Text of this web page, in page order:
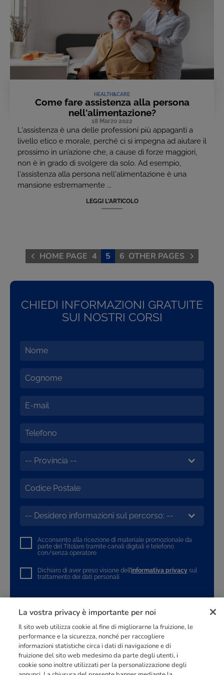
HEALTH&CARE
Come fare assistenza alla persona
nell'alimentazione?
18 Marzo 2022
L'assistenza è una delle professioni più appaganti a
livello etico e morale, perché ci si impegna ad aiutare il
prossimo in un’azione che, a cause di forze maggiori,
non è in grado di svolgere da solo. Ad esempio,
l'assistenza alla persona nell'alimentazione è una
mansione estremamente ...
LEGGI L'ARTICOLO
HOME PAGE 4 5 6 OTHER PAGES
CHIEDI INFORMAZIONI GRATUITE
SUI NOSTRI CORSI
Acconsento alla ricezione di materiale promozionale da
parte del Titolare tramite canali digitali e telefono
con/senza operatore
Dichiaro di aver preso visione dell’informativa privacy sul
trattamento dei dati personali
INVIA LA RICHIESTA
Punto di riferimento didimensione europeanellaformazione
La vostra privacy è importante per noi
Il sito web utilizza cookie al fine di migliorarne la fruizione, le
performance e la sicurezza, nonché per raccogliere
informazioni statistiche circa i dati di navigazione e di
fruizione del sito web medesimo da parte degli utenti, i
cookie sono inoltre utilizzati per la personalizzazione degli